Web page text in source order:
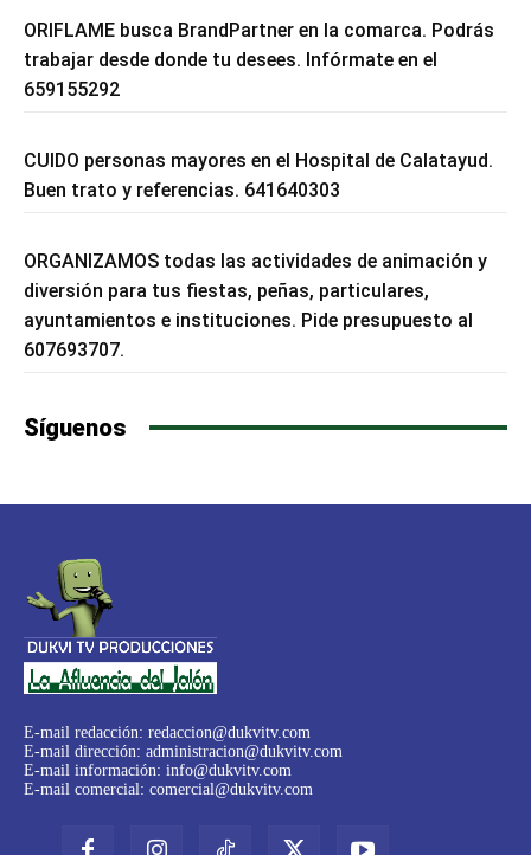
ORIFLAME busca BrandPartner en la comarca. Podrás
trabajar desde donde tu desees. Infórmate en el
659155292
CUIDO personas mayores en el Hospital de Calatayud.
Buen trato y referencias. 641640303
ORGANIZAMOS todas las actividades de animación y
diversión para tus fiestas, peñas, particulares,
ayuntamientos e instituciones. Pide presupuesto al
607693707.
Síguenos
E-mail redacción: redaccion@dukvitv.com
E-mail dirección: administracion@dukvitv.com
E-mail información: info@dukvitv.com
E-mail comercial: comercial@dukvitv.com